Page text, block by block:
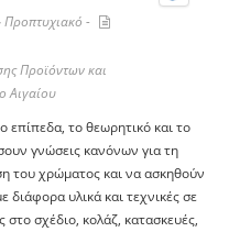
Προπτυχιακό -
Προϊόντων και
Αιγαίου
το θεωρητικό και το
γνώσεις κανόνων για τη
του χρώματος και να ασκηθούν
υλικά και τεχνικές σε
στο σχέδιο, κολάζ, κατασκευές,